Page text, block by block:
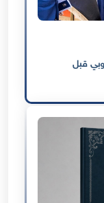
قبل